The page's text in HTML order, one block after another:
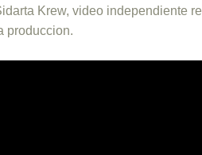
Krew, video independiente
produccion.